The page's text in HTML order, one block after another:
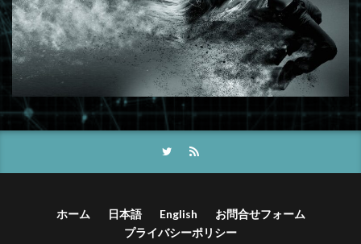
ホーム 日本語 English
お問合せフォーム
プライバシーポリシー